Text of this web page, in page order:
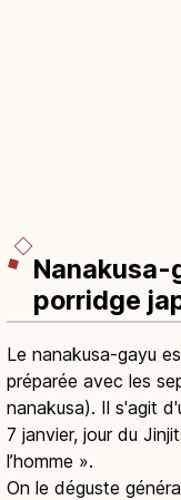
Nanakusa-
porridge
Le nanakusa-gayu
préparée avec les
nanakusa). Il s'agit
7 janvier, jour du
l’homme ».
On le déguste